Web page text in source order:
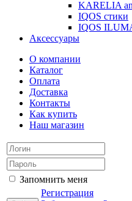
KARELIA
IQOS стики
IQOS
Аксессуары
О компании
Каталог
Оплата
Доставка
Контакты
Как купить
Наш магазин
Запомнить меня
Регистрация